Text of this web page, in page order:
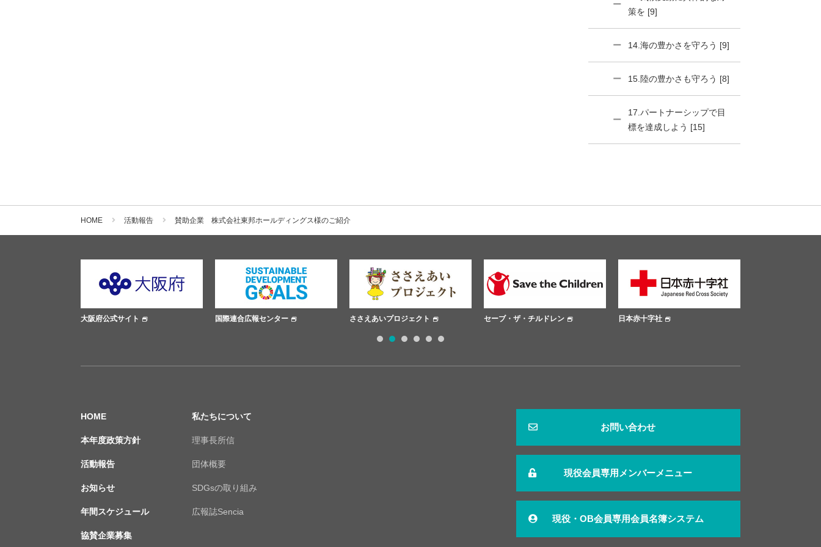
策を [9]
14.海の豊かさを守ろう [9]
15.陸の豊かさも守ろう [8]
17.パートナーシップで目
標を達成しよう [15]
HOME 活動報告 賛助企業 株式会社東邦ホールディングス様のご紹介
大阪府公式サイト 国際連合広報センター ささえあいプロジェクト セーブ・ザ・チルドレン 日本赤十字社
HOME
本年度政策方針
活動報告
お知らせ
年間スケジュール
協賛企業募集
私たちについて
理事長所信
団体概要
SDGsの取り組み
広報誌Sencia
お問い合わせ
現役会員専用メンバーメニュー
現役・OB会員専用会員名簿システム